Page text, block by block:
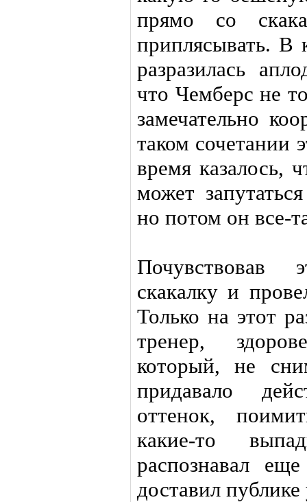
прямо со
приплясывать. В
разразилась
что Чемберс не
замечательно
таком сочетании
время казалось,
может
но потом он все-
Почувствовав
скакалку и
Только на этот
тренер,
который, не
придавало
оттенок,
какие-то
распознавал
доставил публике